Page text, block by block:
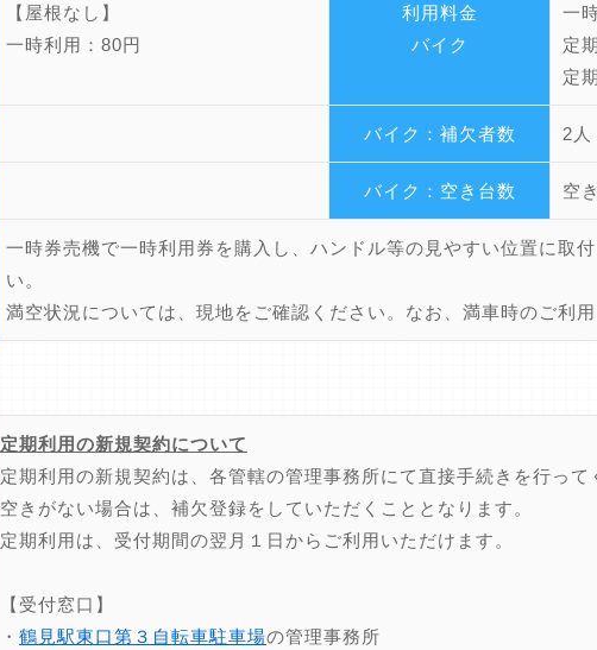
【屋根なし】
一時利用：80円
利用料金
バイク
一
定
定
バイク：補欠者数 2人
バイク：空き台数 空
一時券売機で一時利用券を購入し、ハンドル等の見やすい位置に取
い。
満空状況については、現地をご確認ください。なお、満車時のご利
定期利用の新規契約について
定期利用の新規契約は、各管轄の管理事務所にて直接手続きを行って
空きがない場合は、補欠登録をしていただくこととなります。
定期利用は、受付期間の翌月１日からご利用いただけます。
【受付窓口】
・ 鶴見駅東口第３自転車駐車場の管理事務所